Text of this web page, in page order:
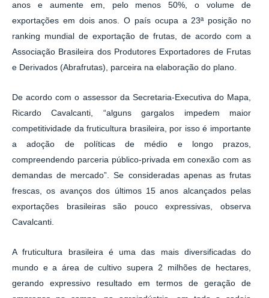
anos e aumente em, pelo menos 50%, o volume de
exportações em dois anos. O país ocupa a 23ª posição no
ranking mundial de exportação de frutas, de acordo com a
Associação Brasileira dos Produtores Exportadores de Frutas
e Derivados (Abrafrutas), parceira na elaboração do plano.
De acordo com o assessor da Secretaria-Executiva do Mapa,
Ricardo Cavalcanti, “alguns gargalos impedem maior
competitividade da fruticultura brasileira, por isso é importante
a adoção de políticas de médio e longo prazos,
compreendendo parceria público-privada em conexão com as
demandas de mercado”. Se consideradas apenas as frutas
frescas, os avanços dos últimos 15 anos alcançados pelas
exportações brasileiras são pouco expressivas, observa
Cavalcanti.
A fruticultura brasileira é uma das mais diversificadas do
mundo e a área de cultivo supera 2 milhões de hectares,
gerando expressivo resultado em termos de geração de